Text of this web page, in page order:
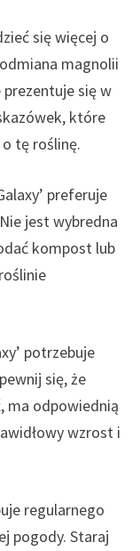
się więcej o
magnolii
się w
które
tę roślinę.
preferuje
jest wybredna
kompost lub
potrzebuje
się, że
ma odpowiednią
wzrost i
regularnego
pogody. Staraj